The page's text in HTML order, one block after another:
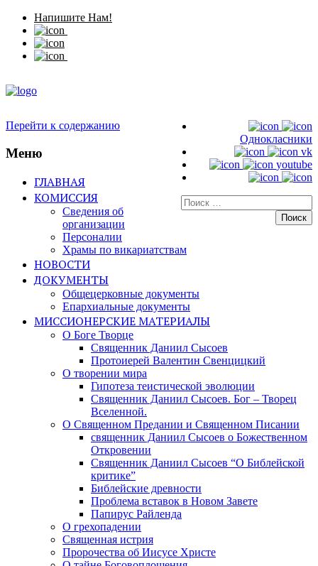
Напишите Нам!
Однокласники
vk
youtube
Искать:
Перейти к содержанию
Меню
ГЛАВНАЯ
КОМИССИЯ
Сведения об
организации
Персоналии
Храмы по викариатствам
НОВОСТИ
ДОКУМЕНТЫ
Общецерковные документы
Епархиальные документы
МИССИОНЕРСКИЕ МАТЕРИАЛЫ
О Боге Творце
Священник Даниил Сысоев
Протоиерей Валентин Свенцицкий
О творении мира
Гипотеза теистической эволюции
Священник Даниил Сысоев. Бог – Творец
Вселенной.
О Священном Предании и Священном Писании
священник Даниил Сысоев о Божественном
Откровении
Священник Даниил Сысоев “О Библейской
критике”
Библейские древности
Проблема вставок в Новом Завете
Папирус Райленда
О грехопадении
Священная истрия
Пророчества об Иисусе Христе